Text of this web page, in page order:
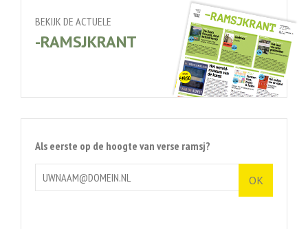
BEKIJK DE ACTUELE
-RAMSJKRANT
Als eerste op de hoogte van verse ramsj?